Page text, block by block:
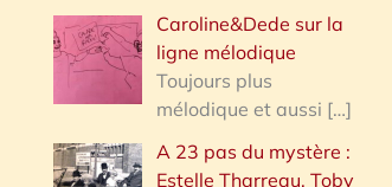
Caroline&Dede sur la
ligne mélodique
Toujours plus
mélodique et aussi […]
A 23 pas du mystère :
Estelle Tharreau, Toby